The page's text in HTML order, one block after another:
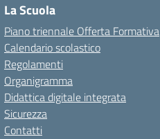
La Scuola
Piano triennale Offerta Formativa
Calendario scolastico
Regolamenti
Organigramma
Didattica digitale integrata
Sicurezza
Contatti